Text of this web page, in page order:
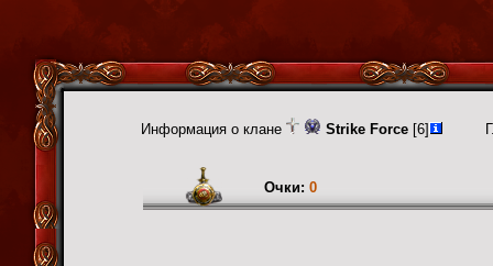
Информация о клане Strike Force [6]
Очки: 0